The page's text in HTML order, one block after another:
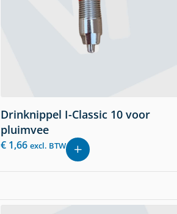
Drinknippel I-Classic 10 voor
pluimvee
€ 1,66 excl. BTW